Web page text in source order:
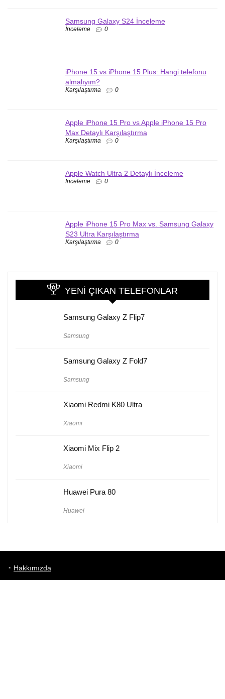
Samsung Galaxy S24 İnceleme
İnceleme 0
iPhone 15 vs iPhone 15 Plus: Hangi telefonu
almalıyım?
Karşılaştırma 0
Apple iPhone 15 Pro vs Apple iPhone 15 Pro
Max Detaylı Karşılaştırma
Karşılaştırma 0
Apple Watch Ultra 2 Detaylı İnceleme
İnceleme 0
Apple iPhone 15 Pro Max vs. Samsung Galaxy
S23 Ultra Karşılaştırma
Karşılaştırma 0
YENI ÇIKAN TELEFONLAR
Samsung Galaxy Z Flip7
Samsung
Samsung Galaxy Z Fold7
Samsung
Xiaomi Redmi K80 Ultra
Xiaomi
Xiaomi Mix Flip 2
Xiaomi
Huawei Pura 80
Huawei
Hakkımızda